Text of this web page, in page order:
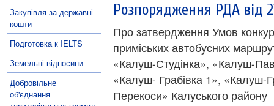
Закупівля за державні
кошти
Подготовка к IELTS
Земельні відносини
Добровільне
об'єднання
Розпорядження РДА від
Про затвердження Умов
приміських автобусних
«Калуш-Студінка», «Калуш-
«Калуш- Грабівка 1», «Калуш-
Перекоси» Калуського району